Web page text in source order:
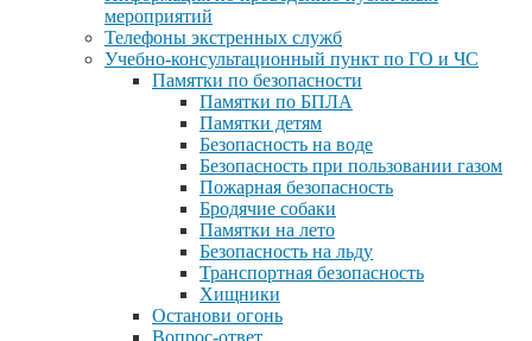
мероприятий
Телефоны экстренных служб
Учебно-консультационный пункт по ГО и ЧС
Памятки по безопасности
Памятки по БПЛА
Памятки детям
Безопасность на воде
Безопасность при пользовании газом
Пожарная безопасность
Бродячие собаки
Памятки на лето
Безопасность на льду
Транспортная безопасность
Хищники
Останови огонь
Вопрос-ответ